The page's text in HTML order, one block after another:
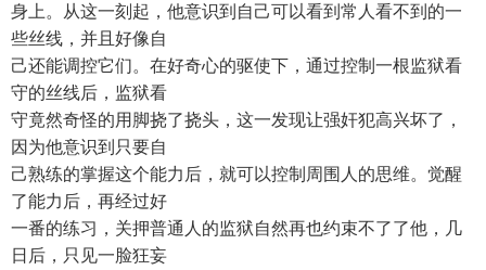
身上。从这一刻起，他意识到自己可以看到常人看不到的一
些丝线，并且好像自
己还能调控它们。在好奇心的驱使下，通过控制一根监狱看
守的丝线后，监狱看
守竟然奇怪的用脚挠了挠头，这一发现让强奸犯高兴坏了，
因为他意识到只要自
己熟练的掌握这个能力后，就可以控制周围人的思维。觉醒
了能力后，再经过好
一番的练习，关押普通人的监狱自然再也约束不了了他，几
日后，只见一脸狂妄